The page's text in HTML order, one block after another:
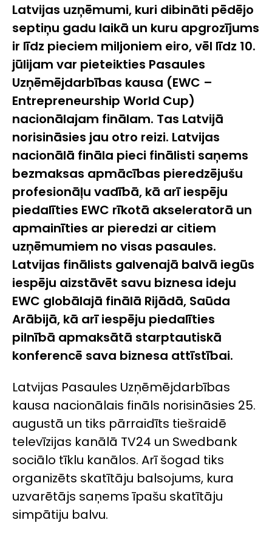
Latvijas uzņēmumi, kuri dibināti pēdējo
septiņu gadu laikā un kuru apgrozījums
ir līdz pieciem miljoniem eiro, vēl līdz 10.
jūlijam var pieteikties Pasaules
Uzņēmējdarbības kausa (EWC –
Entrepreneurship World Cup)
nacionālajam finālam. Tas Latvijā
norisināsies jau otro reizi. Latvijas
nacionālā fināla pieci finālisti saņems
bezmaksas apmācības pieredzējušu
profesionāļu vadībā, kā arī iespēju
piedalīties EWC rīkotā akseleratorā un
apmainīties ar pieredzi ar citiem
uzņēmumiem no visas pasaules.
Latvijas finālists galvenajā balvā iegūs
iespēju aizstāvēt savu biznesa ideju
EWC globālajā finālā Rijādā, Saūda
Arābijā, kā arī iespēju piedalīties
pilnībā apmaksātā starptautiskā
konferencē sava biznesa attīstībai.
Latvijas Pasaules Uzņēmējdarbības
kausa nacionālais fināls norisināsies 25.
augustā un tiks pārraidīts tiešraidē
televīzijas kanālā TV24 un Swedbank
sociālo tīklu kanālos. Arī šogad tiks
organizēts skatītāju balsojums, kura
uzvarētājs saņems īpašu skatītāju
simpātiju balvu.